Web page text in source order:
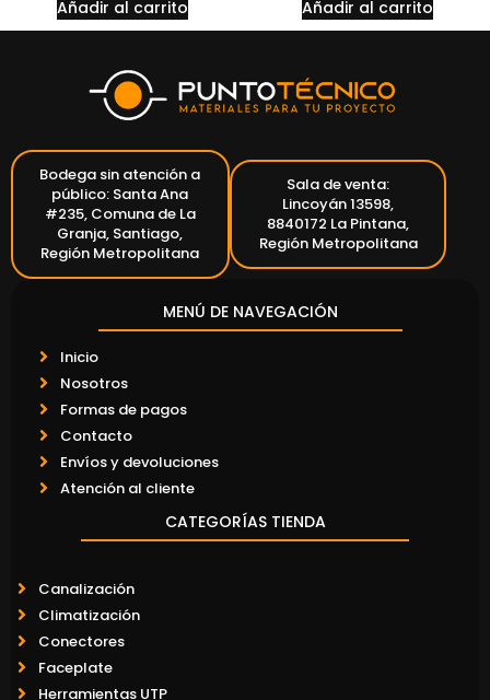
Añadir al carrito Añadir al carrito
Bodega sin atención a
público: Santa Ana
#235, Comuna de La
Granja, Santiago,
Región Metropolitana
Sala de venta:
Lincoyán 13598,
8840172 La Pintana,
Región Metropolitana
MENÚ DE NAVEGACIÓN
Inicio
Nosotros
Formas de pagos
Contacto
Envíos y devoluciones
Atención al cliente
CATEGORÍAS TIENDA
Canalización
Climatización
Conectores
Faceplate
Herramientas UTP